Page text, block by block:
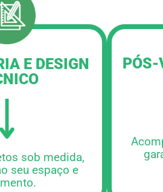
E DESIGN
sob medida,
seu espaço e
PÓS-